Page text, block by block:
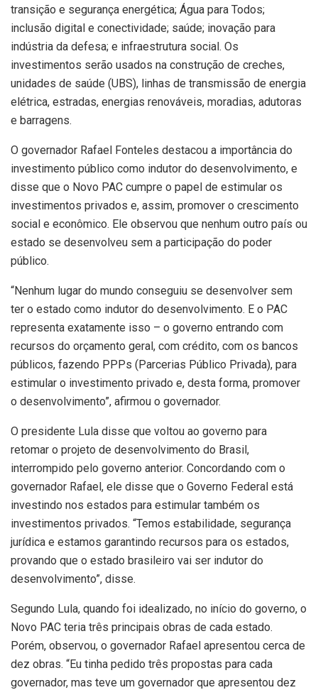
transição e segurança energética; Água para Todos;
inclusão digital e conectividade; saúde; inovação para
indústria da defesa; e infraestrutura social. Os
investimentos serão usados na construção de creches,
unidades de saúde (UBS), linhas de transmissão de energia
elétrica, estradas, energias renováveis, moradias, adutoras
e barragens.
O governador Rafael Fonteles destacou a importância do
investimento público como indutor do desenvolvimento, e
disse que o Novo PAC cumpre o papel de estimular os
investimentos privados e, assim, promover o crescimento
social e econômico. Ele observou que nenhum outro país ou
estado se desenvolveu sem a participação do poder
público.
“Nenhum lugar do mundo conseguiu se desenvolver sem
ter o estado como indutor do desenvolvimento. E o PAC
representa exatamente isso – o governo entrando com
recursos do orçamento geral, com crédito, com os bancos
públicos, fazendo PPPs (Parcerias Público Privada), para
estimular o investimento privado e, desta forma, promover
o desenvolvimento”, afirmou o governador.
O presidente Lula disse que voltou ao governo para
retomar o projeto de desenvolvimento do Brasil,
interrompido pelo governo anterior. Concordando com o
governador Rafael, ele disse que o Governo Federal está
investindo nos estados para estimular também os
investimentos privados. “Temos estabilidade, segurança
jurídica e estamos garantindo recursos para os estados,
provando que o estado brasileiro vai ser indutor do
desenvolvimento”, disse.
Segundo Lula, quando foi idealizado, no início do governo, o
Novo PAC teria três principais obras de cada estado.
Porém, observou, o governador Rafael apresentou cerca de
dez obras. “Eu tinha pedido três propostas para cada
governador, mas teve um governador que apresentou dez